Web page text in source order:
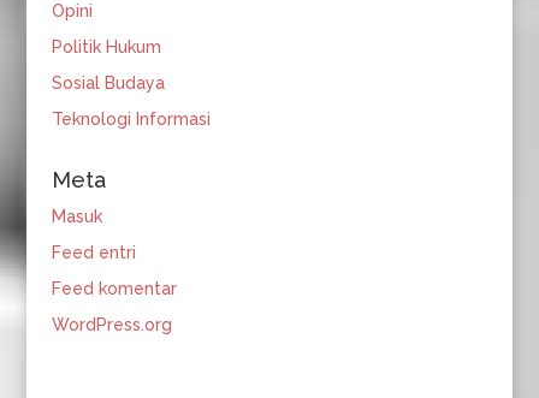
Opini
Politik Hukum
Sosial Budaya
Teknologi Informasi
Meta
Masuk
Feed entri
Feed komentar
WordPress.org